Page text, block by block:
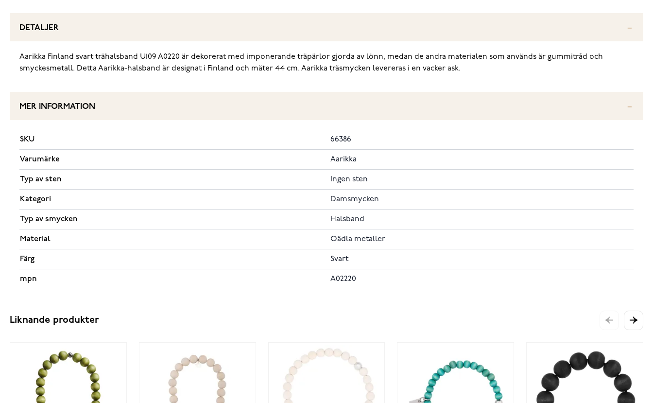
DETALJER
Aarikka Finland svart trähalsband U109 A0220 är dekorerat med imponerande träpärlor gjorda av lönn, medan de andra materialen som används är gummitråd och
smyckesmetall. Detta Aarikka-halsband är designat i Finland och mäter 44 cm. Aarikka träsmycken levereras i en vacker ask.
MER INFORMATION
SKU 66386
Varumärke Aarikka
Typ av sten Ingen sten
Kategori Damsmycken
Typ av smycken Halsband
Material Oädla metaller
Färg Svart
mpn A02220
Liknande produkter